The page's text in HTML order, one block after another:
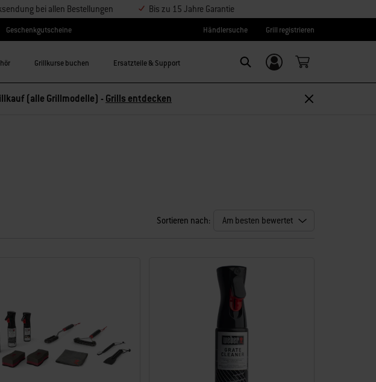
bei allen Bestellungen Bis zu 15 Jahre Garantie
Geschenkgutscheine Händlersuche Grill registrieren
Grillkurse buchen Ersatzteile & Support
Einloggen/
Weber-ID
(alle Grillmodelle) - Grills entdecken
Sortieren nach: